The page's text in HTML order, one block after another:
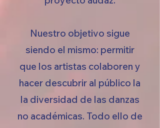
Nuestro objetivo sigue
siendo el mismo: permitir
que los artistas colaboren y
hacer descubrir al público la
la diversidad de las danzas
no académicas. Todo ello de